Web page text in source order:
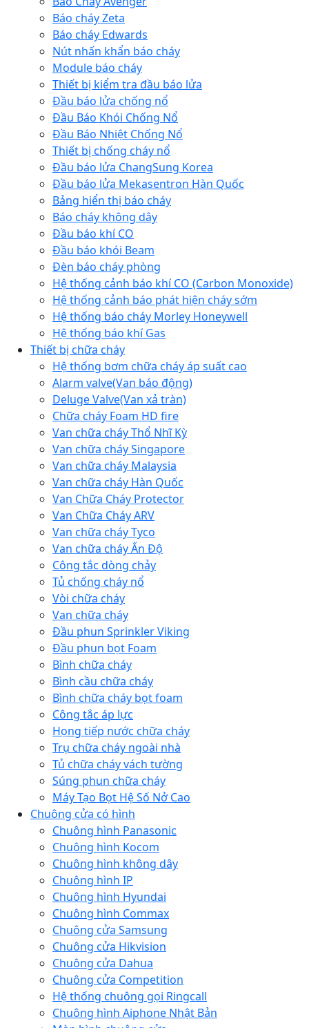
Báo cháy Zeta
Báo cháy Edwards
Nút nhấn khẩn báo cháy
Module báo cháy
Thiết bị kiểm tra đầu báo lửa
Đầu báo lửa chống nổ
Đầu Báo Khói Chống Nổ
Đầu Báo Nhiệt Chống Nổ
Thiết bị chống cháy nổ
Đầu báo lửa ChangSung Korea
Đầu báo lửa Mekasentron Hàn Quốc
Bảng hiển thị báo cháy
Báo cháy không dây
Đầu báo khí CO
Đầu báo khói Beam
Đèn báo cháy phòng
Hệ thống cảnh báo khí CO (Carbon Monoxide)
Hệ thống cảnh báo phát hiện cháy sớm
Hệ thống báo cháy Morley Honeywell
Hệ thống báo khí Gas
Thiết bị chữa cháy
Hệ thống bơm chữa cháy áp suất cao
Alarm valve(Van báo động)
Deluge Valve(Van xả tràn)
Chữa cháy Foam HD fire
Van chữa cháy Thổ Nhĩ Kỳ
Van chữa cháy Singapore
Van chữa cháy Malaysia
Van chữa cháy Hàn Quốc
Van Chữa Cháy Protector
Van Chữa Cháy ARV
Van chữa cháy Tyco
Van chữa cháy Ấn Độ
Công tắc dòng chảy
Tủ chống cháy nổ
Vòi chữa cháy
Van chữa cháy
Đầu phun Sprinkler Viking
Đầu phun bọt Foam
Bình chữa cháy
Bình cầu chữa cháy
Bình chữa cháy bọt foam
Công tắc áp lực
Họng tiếp nước chữa cháy
Trụ chữa cháy ngoài nhà
Tủ chữa cháy vách tường
Súng phun chữa cháy
Máy Tạo Bọt Hệ Số Nở Cao
Chuông cửa có hình
Chuông hình Panasonic
Chuông hình Kocom
Chuông hình không dây
Chuông hình IP
Chuông hình Hyundai
Chuông hình Commax
Chuông cửa Samsung
Chuông cửa Hikvision
Chuông cửa Dahua
Chuông cửa Competition
Hệ thống chuông gọi Ringcall
Chuông hình Aiphone Nhật Bản